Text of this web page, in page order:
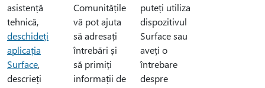
asistență
tehnică,
deschideți
aplicația
Surface,
descrieți
Comunitățile
vă pot ajuta
să adresați
întrebări și
să primiți
informații de
puteți utiliza
dispozitivul
Surface sau
aveți o
întrebare
despre